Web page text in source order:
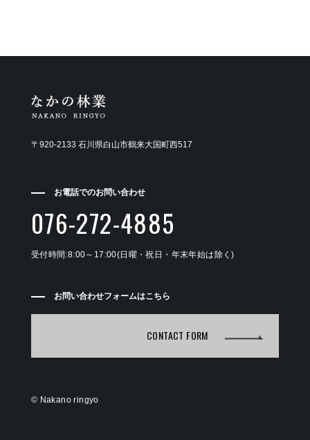
〒920-2133 石川県白山市鶴来大国町西517
お電話でのお問い合わせ
076-272-4885
受付時間:8:00～17:00(日曜・祝日・年末年始は除く)
お問い合わせフォームはこちら
CONTACT FORM
© Nakano ringyo